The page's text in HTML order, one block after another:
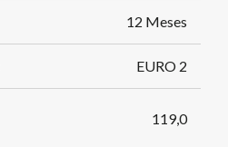
12 Meses
EURO 2
119,0